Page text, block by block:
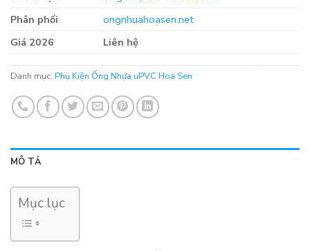
Phân phối
ongnhuahoasen.net
Giá 2026
Liên hệ
Danh mục: Phụ Kiện Ống Nhựa uPVC Hoa Sen
MÔ TẢ
Mục lục